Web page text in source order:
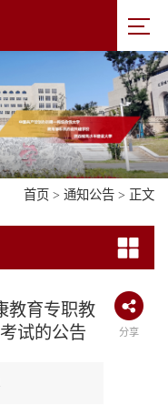
首页 > 通知公告 > 正文
教育专职教
试的公告
分享